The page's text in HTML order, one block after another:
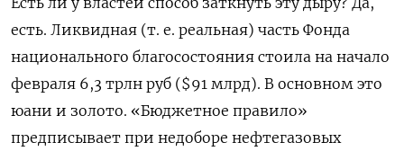
есть. Ликвидная (т. е. реальная) часть Фонда
национального благосостояния стоила на начало
февраля 6,3 трлн руб ($91 млрд). В основном это
юани и золото. «Бюджетное правило»
предписывает при недоборе нефтегазовых